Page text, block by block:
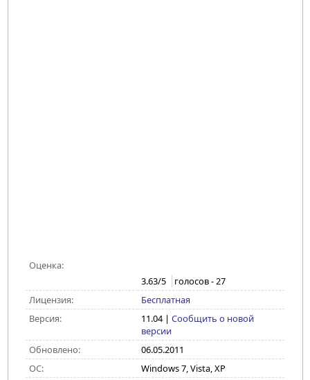
Оценка:
3.63/5 голосов -27
Лицензия:
Бесплатная
Версия:
11.04| Сообщить о новой
версии
Обновлено:
06.05.2011
ОС:
Windows 7, Vista, XP